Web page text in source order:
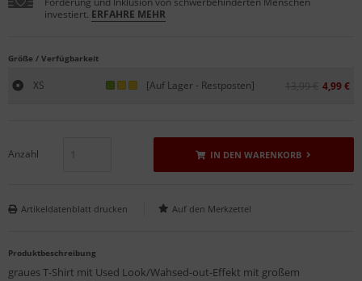
investiert. ERFAHRE MEHR
Größe / Verfügbarkeit
XS [Auf Lager - Restposten] 13,99 € 4,99 €
Anzahl IN DEN WARENKORB
Artikeldatenblatt drucken
Produktbeschreibung
graues T-Shirt mit Used Look/Wahsed-out-Effekt mit großem